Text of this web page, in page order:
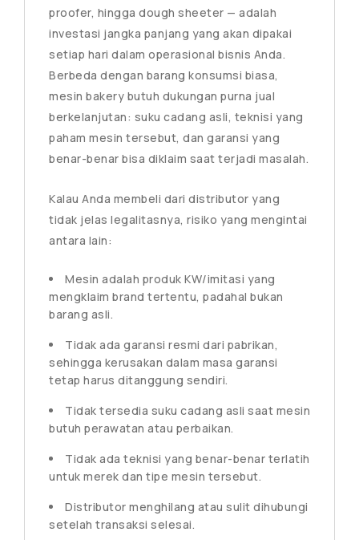
proofer, hingga dough sheeter — adalah
investasi jangka panjang yang akan dipakai
setiap hari dalam operasional bisnis Anda.
Berbeda dengan barang konsumsi biasa,
mesin bakery butuh dukungan purna jual
berkelanjutan: suku cadang asli, teknisi yang
paham mesin tersebut, dan garansi yang
benar-benar bisa diklaim saat terjadi masalah.
Kalau Anda membeli dari distributor yang
tidak jelas legalitasnya, risiko yang mengintai
antara lain:
Mesin adalah produk KW/imitasi yang
mengklaim brand tertentu, padahal bukan
barang asli.
Tidak ada garansi resmi dari pabrikan,
sehingga kerusakan dalam masa garansi
tetap harus ditanggung sendiri.
Tidak tersedia suku cadang asli saat mesin
butuh perawatan atau perbaikan.
Tidak ada teknisi yang benar-benar terlatih
untuk merek dan tipe mesin tersebut.
Distributor menghilang atau sulit dihubungi
setelah transaksi selesai.